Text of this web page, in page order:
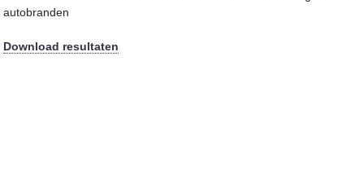
autobranden
Download resultaten